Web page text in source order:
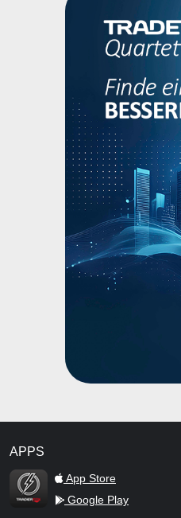
APPS
TraderFox Flash
App Store
Google Play